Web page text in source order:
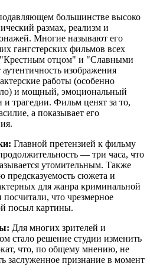
большинстве высоко
размах, реализм и
Многие называют его
гангстерских фильмов всех
"Крестным отцом" и "Славными
изображения
работы (особенно
и мощный, эмоциональный
и трагедии. Фильм ценят за то,
а показывает его
Главной претензией к фильму
— три часа, что
утомительным. Также
предсказуемость сюжета и
для жанра криминальной
что чрезмерное
посыл картины.
Для многих зрителей и
стало решение студии изменить
что, по общему мнению, не
заслуженное признание в момент